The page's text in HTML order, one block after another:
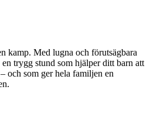
kamp. Med lugna och förutsägbara
trygg stund som hjälper ditt barn att
och som ger hela familjen en